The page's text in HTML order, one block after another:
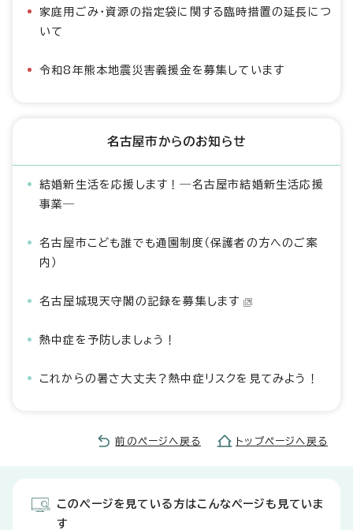
家庭用ごみ・資源の指定袋に関する臨時措置の延長につ
いて
令和8年熊本地震災害義援金を募集しています
名古屋市からのお知らせ
結婚新生活を応援します！―名古屋市結婚新生活応援
事業―
名古屋市こども誰でも通園制度（保護者の方へのご案
内）
名古屋城現天守閣の記録を募集します
熱中症を予防しましょう！
これからの暑さ大丈夫？熱中症リスクを見てみよう！
前のページへ戻る トップページへ戻る
このページを見ている方はこんなページも見ていま
す